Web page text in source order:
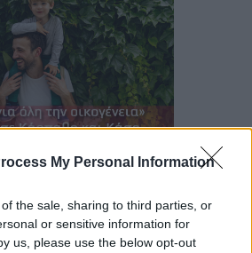
My Personal Information
the sale, sharing to third parties, or
or sensitive information for
us, please use the below opt-out